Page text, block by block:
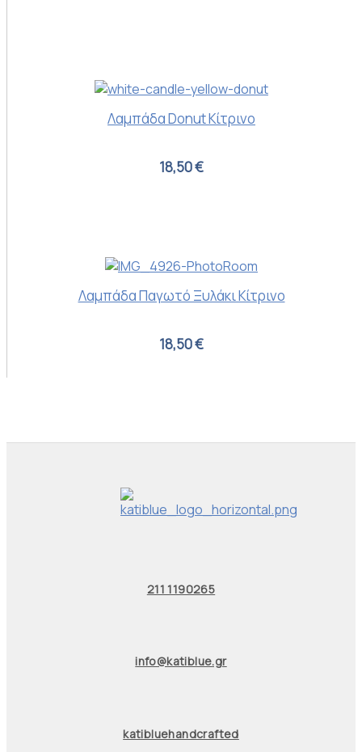
Λαμπάδα Donut Κίτρινο
18,50 €
Λαμπάδα Παγωτό Ξυλάκι Κίτρινο
18,50 €
211 1190265
info@katiblue.gr
katibluehandcrafted